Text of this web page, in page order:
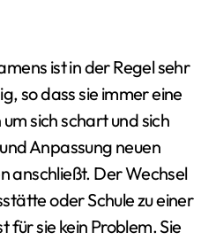
ist in der Regel sehr
so dass sie immer eine
sich schart und sich
Anpassung neuen
anschließt. Der Wechsel
oder Schule zu einer
für sie kein Problem. Sie